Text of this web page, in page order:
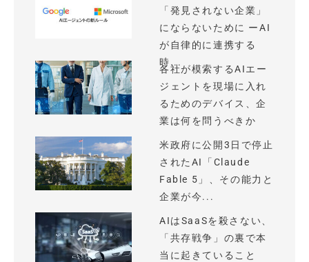
「発見されない企業」
にならないために ーAI
が自律的に連携する
時...
各社が模索するAIエー
ジェントを現場に入れ
るためのデバイス、企
業は何を問うべきか
米政府に公開3日で停止
されたAI「Claude
Fable 5」、その能力と
企業が今...
AIはSaaSを殺さない、
「共存戦争」の裏で本
当に起きていること